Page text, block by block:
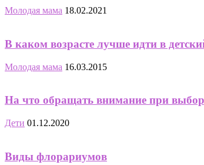
Молодая мама 18.02.2021
В каком возрасте лучше идти в
Молодая мама 16.03.2015
На что обращать внимание при
Дети 01.12.2020
Виды флорариумов